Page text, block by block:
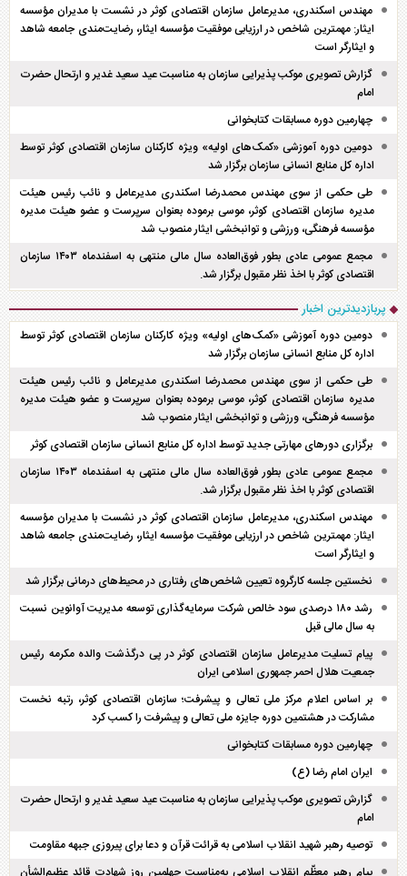
مهندس اسکندری، مدیرعامل سازمان اقتصادی کوثر در نشست با مدیران مؤسسه
ایثار: مهمترین شاخص در ارزیابی موفقیت مؤسسه ایثار، رضایت‌مندی جامعه شاهد
و ایثارگر است
گزارش تصویری موکب پذیرایی سازمان به مناسبت عید سعید غدیر و ارتحال حضرت
امام
چهارمین دوره مسابقات کتابخوانی
دومین دوره آموزشی «کمک‌های اولیه» ویژه کارکنان سازمان اقتصادی کوثر توسط
اداره کل منابع انسانی سازمان برگزار شد
طی حکمی از سوی مهندس محمدرضا اسکندری مدیرعامل و نائب رئیس هیئت
مدیره سازمان اقتصادی کوثر، موسی برموده بعنوان سرپرست و عضو هیئت مدیره
مؤسسه فرهنگی، ورزشی و توانبخشی ایثار منصوب شد
مجمع عمومی عادی بطور فوق‌العاده سال مالی منتهی به اسفند‌ماه ۱۴۰۳ سازمان
اقتصادی کوثر با اخذ نظر مقبول برگزار شد.
پربازدیدترین اخبار
دومین دوره آموزشی «کمک‌های اولیه» ویژه کارکنان سازمان اقتصادی کوثر توسط
اداره کل منابع انسانی سازمان برگزار شد
طی حکمی از سوی مهندس محمدرضا اسکندری مدیرعامل و نائب رئیس هیئت
مدیره سازمان اقتصادی کوثر، موسی برموده بعنوان سرپرست و عضو هیئت مدیره
مؤسسه فرهنگی، ورزشی و توانبخشی ایثار منصوب شد
برگزاری دور‌های مهارتی جدید توسط اداره کل منابع انسانی سازمان اقتصادی کوثر
مجمع عمومی عادی بطور فوق‌العاده سال مالی منتهی به اسفند‌ماه ۱۴۰۳ سازمان
اقتصادی کوثر با اخذ نظر مقبول برگزار شد.
مهندس اسکندری، مدیرعامل سازمان اقتصادی کوثر در نشست با مدیران مؤسسه
ایثار: مهمترین شاخص در ارزیابی موفقیت مؤسسه ایثار، رضایت‌مندی جامعه شاهد
و ایثارگر است
نخستین جلسه کارگروه تعیین شاخص‌های رفتاری در محیط‌های درمانی برگزار شد
رشد ۱۸۰ درصدی سود خالص شرکت سرمایه‌گذاری توسعه مدیریت آوانوین نسبت
به سال مالی قبل
پیام تسلیت مدیرعامل سازمان اقتصادی کوثر در پی درگذشت والده مکرمه رئیس
جمعیت هلال احمر جمهوری اسلامی ایران
بر اساس اعلام مرکز ملی تعالی و پیشرفت؛ سازمان اقتصادی کوثر، رتبه نخست
مشارکت در هشتمین دوره جایزه ملی تعالی و پیشرفت را کسب کرد
چهارمین دوره مسابقات کتابخوانی
ایران امام رضا (ع)
گزارش تصویری موکب پذیرایی سازمان به مناسبت عید سعید غدیر و ارتحال حضرت
امام
توصیه رهبر شهید انقلاب اسلامی به قرائت قرآن و دعا برای پیروزی جبهه مقاومت
پیام رهبر معظّم انقلاب اسلامی به‌مناسبت چهلمین روز شهادت قائد عظیم‌الشأن